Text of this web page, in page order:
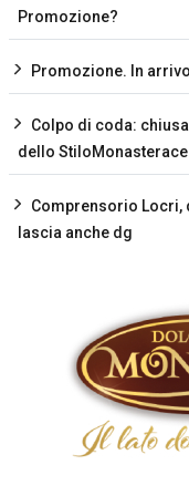
Promozione?
Promozione. In
Colpo di coda:
dello StiloMonasterace
Comprensorio Locri,
lascia anche dg